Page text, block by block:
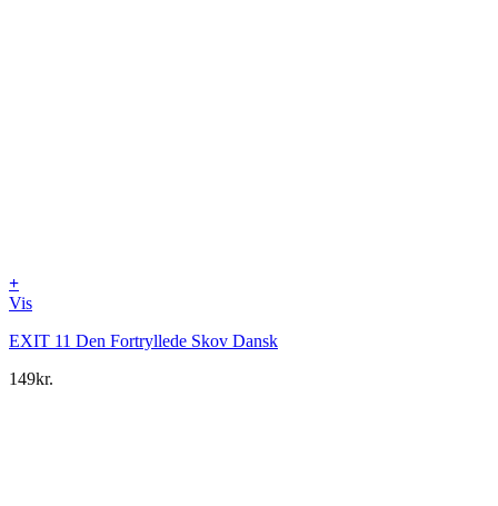
+
Vis
EXIT 11 Den Fortryllede Skov Dansk
149kr.